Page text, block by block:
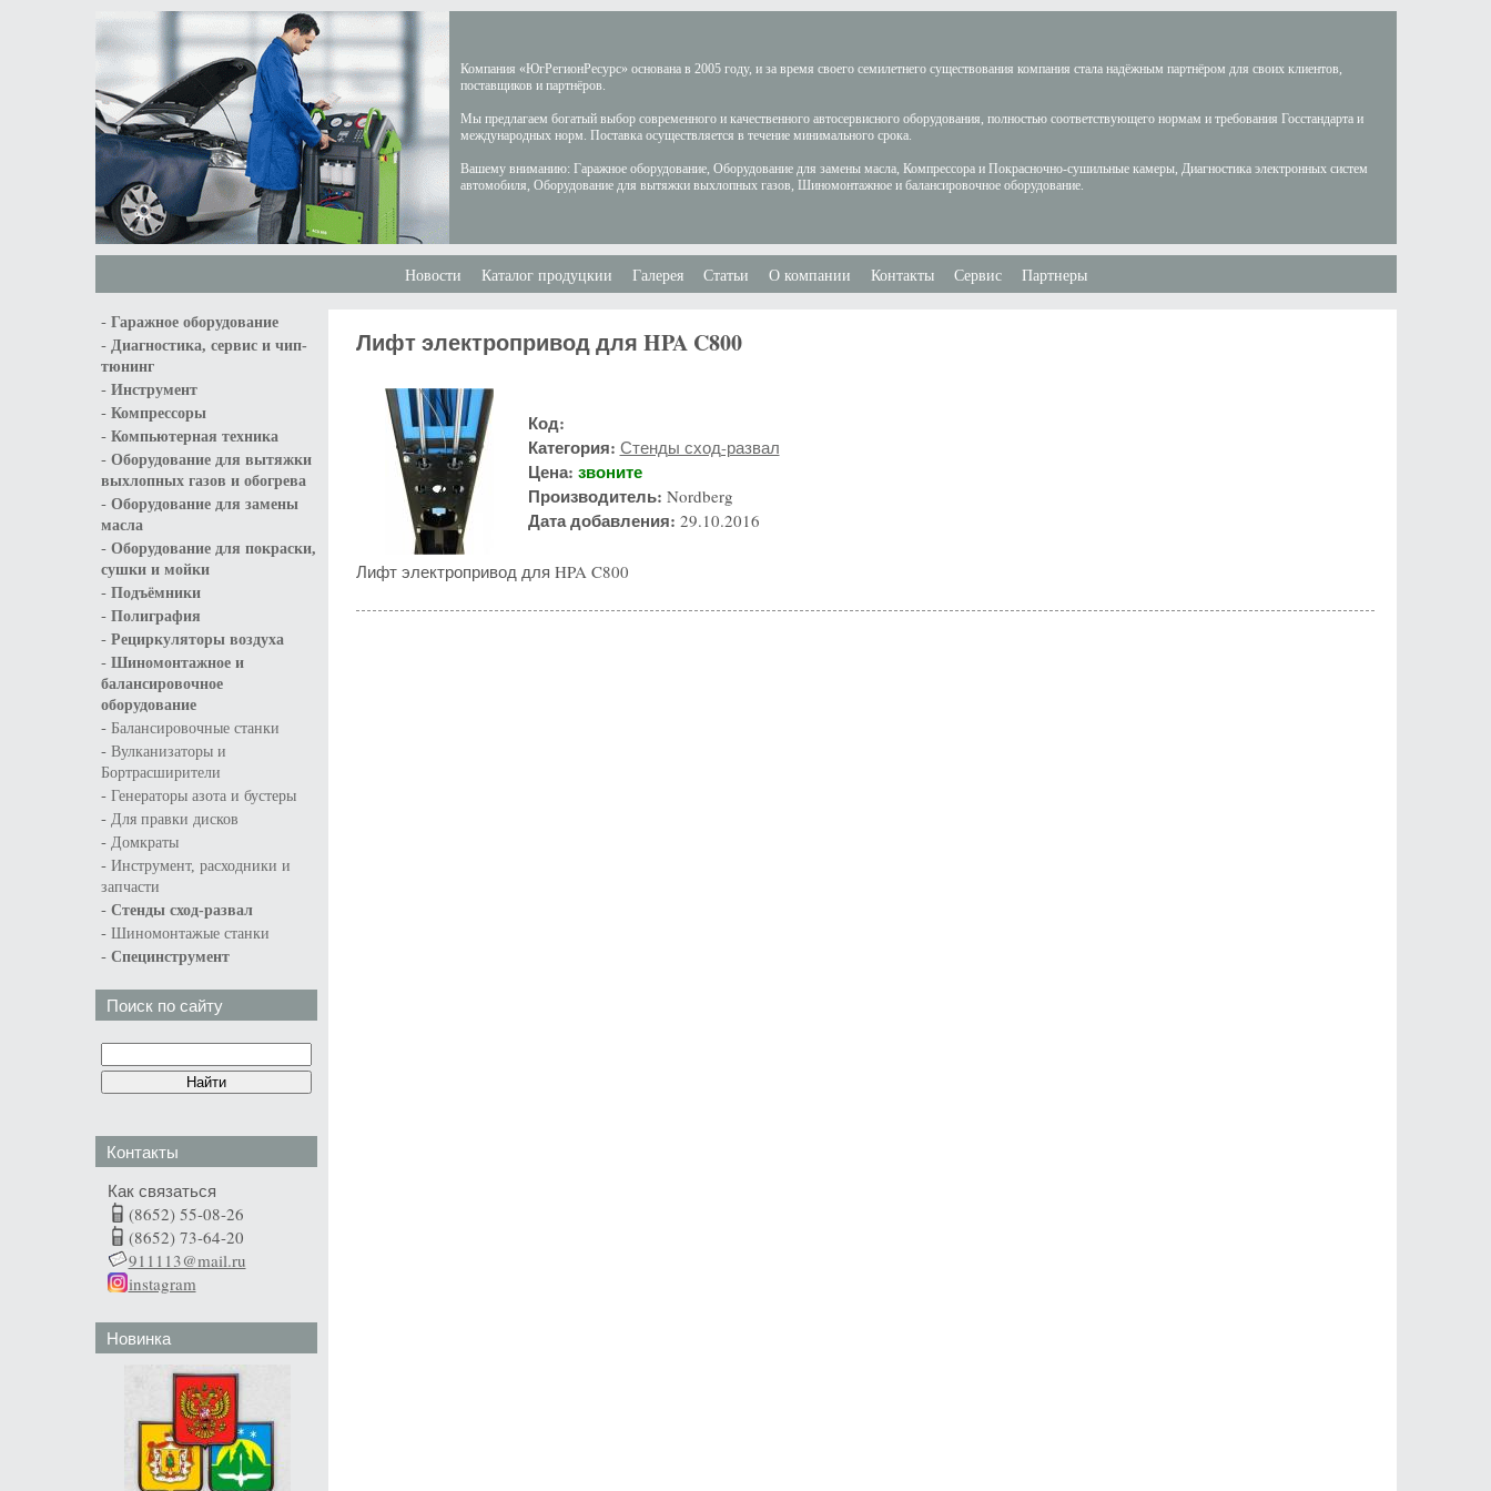
Компания «ЮгРегионРесурс» основана в 2005 году, и за время своего семилетнего существования компания стала надёжным партнёром для своих клиентов,
поставщиков и партнёров.
Мы предлагаем богатый выбор современного и качественного автосервисного оборудования, полностью соответствующего нормам и требования Госстандарта и
международных норм. Поставка осуществляется в течение минимального срока.
Вашему вниманию: Гаражное оборудование, Оборудование для замены масла, Компрессора и Покрасночно-сушильные камеры, Диагностика электронных систем
автомобиля, Оборудование для вытяжки выхлопных газов, Шиномонтажное и балансировочное оборудование.
Новости Каталог продуцкии Галерея Статьи О компании Контакты Сервис Партнеры
- Гаражное оборудование
- Диагностика, сервис и чип-
тюнинг
- Инструмент
- Компрессоры
- Компьютерная техника
- Оборудование для вытяжки
выхлопных газов и обогрева
- Оборудование для замены
масла
- Оборудование для покраски,
сушки и мойки
- Подъёмники
- Полиграфия
- Рециркуляторы воздуха
- Шиномонтажное и
балансировочное
оборудование
- Балансировочные станки
- Вулканизаторы и
Бортрасширители
- Генераторы азота и бустеры
- Для правки дисков
- Домкраты
- Инструмент, расходники и
запчасти
- Стенды сход-развал
- Шиномонтажые станки
- Специнструмент
Поиск по сайту
Контакты
Как связаться
(8652) 55-08-26
(8652) 73-64-20
911113@mail.ru
instagram
Новинка
Лифт электропривод для HPA C800
Код:
Категория: Стенды сход-развал
Цена: звоните
Производитель: Nordberg
Дата добавления: 29.10.2016
Лифт электропривод для HPA C800